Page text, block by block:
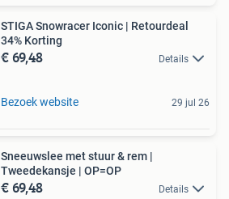
STIGA Snowracer Iconic | Retourdeal
34% Korting
€ 69,48 Details
Bezoek website 29 jul 26
Sneeuwslee met stuur & rem |
Tweedekansje | OP=OP
€ 69,48 Details